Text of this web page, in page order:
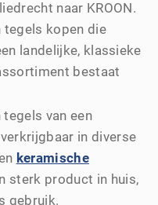
naar KROON.
tegels kopen die
landelijke, klassieke
bestaat
tegels van een
in diverse
keramische
sterk product in huis,
gebruik.